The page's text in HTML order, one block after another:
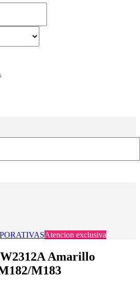
Atencion exclusiva
Amarillo
M183